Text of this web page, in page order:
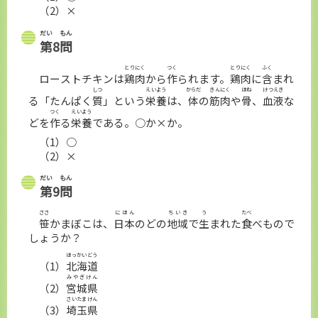
（2）×
第
だい
8問
もん
ローストチキンは鶏肉
とりにく
から作
つく
られます。 鶏肉
とりにく
に含
ふく
まれ
る「たんぱく 質
しつ
」という栄養
えいよう
は、 体
からだ
の筋肉
きんにく
や骨
ほね
、 血液
けつえき
な
どを作
つく
る栄養
えいよう
である。○か×か。
（1）○
（2）×
第
だい
9問
もん
笹
ささ
かまぼこは、 日本
にほん
のどの地域
ちいき
で生
う
まれた食
たべ
べもので
しょうか？
（1） 北海道
ほっかいどう
（2） 宮城県
みやぎけん
（3） 埼玉県
さいたまけん